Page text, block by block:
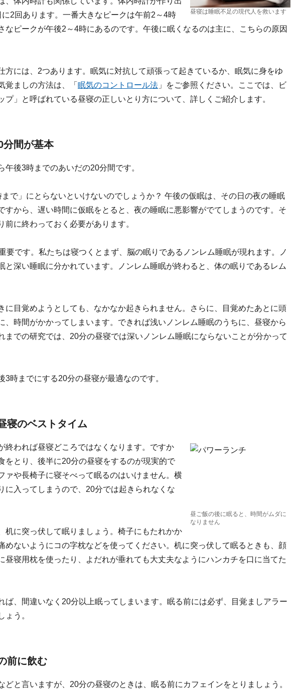
昼寝は睡眠不足の現代人を救います
2回あります。一番大きなピークは午前2～4時
なピークが午後2～4時にあるのです。午後に眠くなるのは主に、こちらの原因
方には、2つあります。眠気に対抗して頑張って起きているか、眠気に身をゆ
覚ましの方法は、「 眠気のコントロール法 」をご参照ください。ここでは、ビ
プ」と呼ばれている昼寝の正しいとり方について、詳しくご紹介します。
分間が基本
午後3時までのあいだの20分間です。
で」にとらないといけないのでしょうか？ 午後の仮眠は、その日の夜の睡眠
すから、遅い時間に仮眠をとると、夜の睡眠に悪影響がでてしまうのです。そ
前に終わっておく必要があります。
要です。私たちは寝つくとまず、脳の眠りであるノンレム睡眠が現れます。ノ
と深い睡眠に分かれています。ノンレム睡眠が終わると、体の眠りであるレム
に目覚めようとしても、なかなか起きられません。さらに、目覚めたあとに頭
、時間がかかってしまいます。できれば浅いノンレム睡眠のうちに、昼寝から
までの研究では、20分の昼寝では深いノンレム睡眠にならないことが分かって
3時までにする20分の昼寝が最適なのです。
寝のベストタイム
昼ご飯の後に眠ると、時間がムダに
なりません
終われば昼寝どころではなくなります。ですか
をとり、後半に20分の昼寝をするのが現実的で
ァや長椅子に寝そべって眠るのはいけません。横
に入ってしまうので、20分では起きられなくな
机に突っ伏して眠りましょう。椅子にもたれかか
めないようにコの字枕などを使ってください。机に突っ伏して眠るときも、顔
昼寝用枕を使ったり、よだれが垂れても大丈夫なようにハンカチを口に当てた
ば、間違いなく20分以上眠ってしまいます。眠る前には必ず、目覚ましアラー
ょう。
前に飲む
どと言いますが、20分の昼寝のときは、眠る前にカフェインをとりましょう。